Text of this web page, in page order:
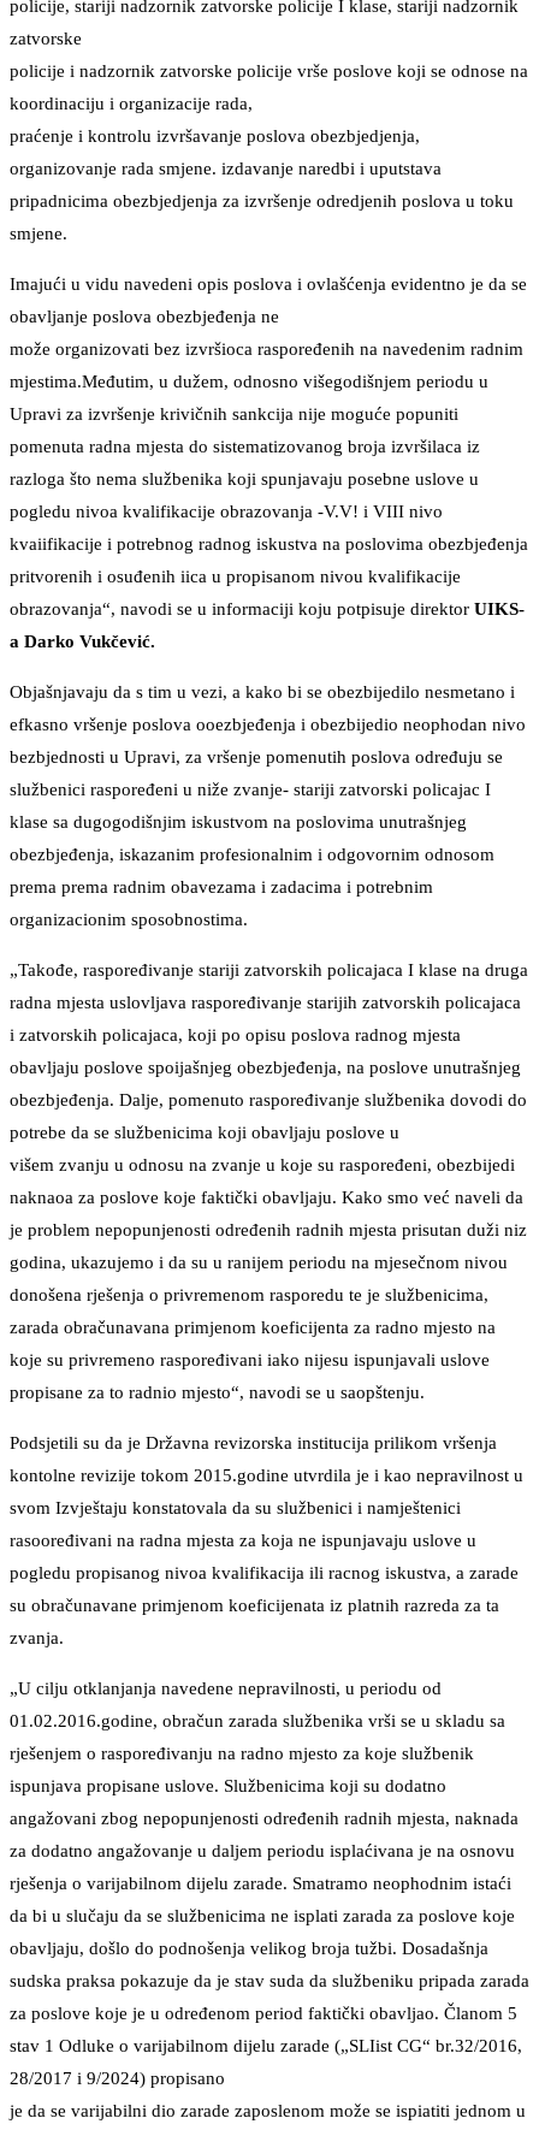
policije, stariji nadzornik zatvorske policije I klase, stariji nadzornik
zatvorske
policije i nadzornik zatvorske policije vrše poslove koji se odnose na
koordinaciju i organizacije rada,
praćenje i kontrolu izvršavanje poslova obezbjedjenja,
organizovanje rada smjene. izdavanje naredbi i uputstava
pripadnicima obezbjedjenja za izvršenje odredjenih poslova u toku
smjene.
Imajući u vidu navedeni opis poslova i ovlašćenja evidentno je da se
obavljanje poslova obezbjeđenja ne
može organizovati bez izvršioca raspoređenih na navedenim radnim
mjestima.Međutim, u dužem, odnosno višegodišnjem periodu u
Upravi za izvršenje krivičnih sankcija nije moguće popuniti
pomenuta radna mjesta do sistematizovanog broja izvršilaca iz
razloga što nema službenika koji spunjavaju posebne uslove u
pogledu nivoa kvalifikacije obrazovanja -V.V! i VIII nivo
kvaiifikacije i potrebnog radnog iskustva na poslovima obezbjeđenja
pritvorenih i osuđenih iica u propisanom nivou kvalifikacije
obrazovanja“, navodi se u informaciji koju potpisuje direktor UIKS-
a Darko Vukčević.
Objašnjavaju da s tim u vezi, a kako bi se obezbijedilo nesmetano i
efkasno vršenje poslova ooezbjeđenja i obezbijedio neophodan nivo
bezbjednosti u Upravi, za vršenje pomenutih poslova određuju se
službenici raspoređeni u niže zvanje- stariji zatvorski policajac I
klase sa dugogodišnjim iskustvom na poslovima unutrašnjeg
obezbjeđenja, iskazanim profesionalnim i odgovornim odnosom
prema prema radnim obavezama i zadacima i potrebnim
organizacionim sposobnostima.
„Takođe, raspoređivanje stariji zatvorskih policajaca I klase na druga
radna mjesta uslovljava raspoređivanje starijih zatvorskih policajaca
i zatvorskih policajaca, koji po opisu poslova radnog mjesta
obavljaju poslove spoijašnjeg obezbjeđenja, na poslove unutrašnjeg
obezbjeđenja. Dalje, pomenuto raspoređivanje službenika dovodi do
potrebe da se službenicima koji obavljaju poslove u
višem zvanju u odnosu na zvanje u koje su raspoređeni, obezbijedi
naknaoa za poslove koje faktički obavljaju. Kako smo već naveli da
je problem nepopunjenosti određenih radnih mjesta prisutan duži niz
godina, ukazujemo i da su u ranijem periodu na mjesečnom nivou
donošena rješenja o privremenom rasporedu te je službenicima,
zarada obračunavana primjenom koeficijenta za radno mjesto na
koje su privremeno raspoređivani iako nijesu ispunjavali uslove
propisane za to radnio mjesto“, navodi se u saopštenju.
Podsjetili su da je Državna revizorska institucija prilikom vršenja
kontolne revizije tokom 2015.godine utvrdila je i kao nepravilnost u
svom Izvještaju konstatovala da su službenici i namještenici
rasooređivani na radna mjesta za koja ne ispunjavaju uslove u
pogledu propisanog nivoa kvalifikacija ili racnog iskustva, a zarade
su obračunavane primjenom koeficijenata iz platnih razreda za ta
zvanja.
„U cilju otklanjanja navedene nepravilnosti, u periodu od
01.02.2016.godine, obračun zarada službenika vrši se u skladu sa
rješenjem o raspoređivanju na radno mjesto za koje službenik
ispunjava propisane uslove. Službenicima koji su dodatno
angažovani zbog nepopunjenosti određenih radnih mjesta, naknada
za dodatno angažovanje u daljem periodu isplaćivana je na osnovu
rješenja o varijabilnom dijelu zarade. Smatramo neophodnim istaći
da bi u slučaju da se službenicima ne isplati zarada za poslove koje
obavljaju, došlo do podnošenja velikog broja tužbi. Dosadašnja
sudska praksa pokazuje da je stav suda da službeniku pripada zarada
za poslove koje je u određenom period faktički obavljao. Članom 5
stav 1 Odluke o varijabilnom dijelu zarade („SLIist CG“ br.32/2016,
28/2017 i 9/2024) propisano
je da se varijabilni dio zarade zaposlenom može se ispiatiti jednom u